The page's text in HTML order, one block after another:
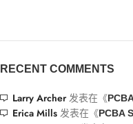
RECENT COMMENTS
Larry Archer发表在《
Erica Mills 发表在《PCBA